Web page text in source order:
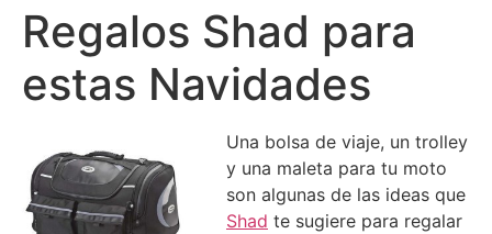
Regalos Shad para
estas Navidades
Una bolsa de viaje, un trolley
y una maleta para tu moto
son algunas de las ideas que
Shad te sugiere para regalar